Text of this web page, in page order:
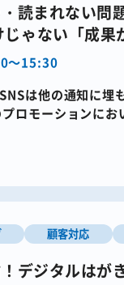
読まれない問
ゃない「成果
～15:30
は他の通知に
ロモーションにお
顧客対応
デジタルはが